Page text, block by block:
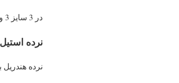
در 3 سایز 3 و 4 و 5 میل با کلاف قوطی استیل، سایز 40*40 ساخته می شود.
نرده
نرده